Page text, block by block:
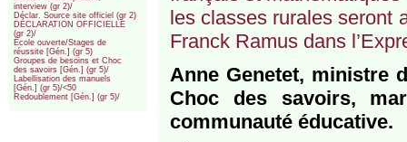
interview (gr 2)/
Déclar. Source site officiel (gr 2)
DÉCLARATION OFFICIELLE
(gr 2)/
École ouverte/Stages de
réussite [Gén.] (gr 5)
Groupes de besoins et Choc
des savoirs [Gén.] (gr 5)/
Labellisation des manuels
[Gén.] (gr 5)/<50
Redoublement [Gén.] (gr 5)/
les classes rurales seront
Franck Ramus dans
Anne Genetet, ministre
Choc des savoirs,
communauté éducative.